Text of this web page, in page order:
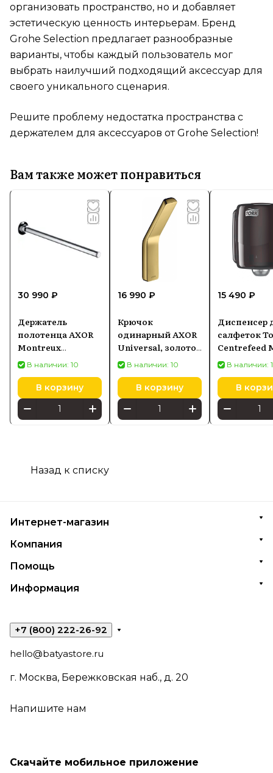
организовать пространство, но и добавляет
эстетическую ценность интерьерам. Бренд
Grohe Selection предлагает разнообразные
варианты, чтобы каждый пользователь мог
выбрать наилучший подходящий аксессуар для
своего уникального сценария.
Решите проблему недостатка пространства с
держателем для аксессуаров от Grohe Selection!
Вам также может понравиться
30 990 ₽
Держатель
полотенца AXOR
Montreux
42020000
В наличии: 10
В корзину
16 990 ₽
Крючок
одинарный AXOR
Universal, золото
оптическое
полированное
42801990
В наличии: 10
В корзину
15 490 ₽
Диспенсер
салфеток
Centrefeed
подачей
В наличии:
В
Назад к списку
Интернет-магазин
Компания
Помощь
Информация
+7 (800) 222-26-92
hello@batyastore.ru
г. Москва, Бережковская наб., д. 20
Напишите нам
Скачайте мобильное приложение